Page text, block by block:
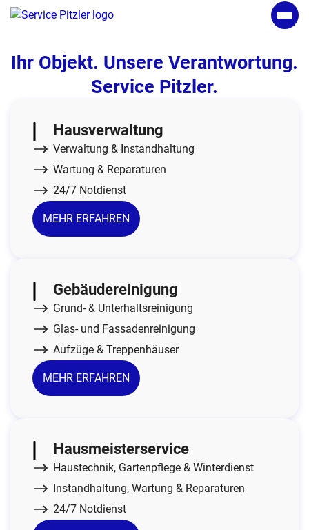
Ihr Objekt. Unsere Verantwortung.
Service Pitzler.
Hausverwaltung
Verwaltung & Instandhaltung
Wartung & Reparaturen
24/7 Notdienst
MEHR ERFAHREN
Gebäudereinigung
Grund- & Unterhaltsreinigung
Glas- und Fassadenreinigung
Aufzüge & Treppenhäuser
MEHR ERFAHREN
Hausmeisterservice
Haustechnik, Gartenpflege & Winterdienst
Instandhaltung, Wartung & Reparaturen
24/7 Notdienst